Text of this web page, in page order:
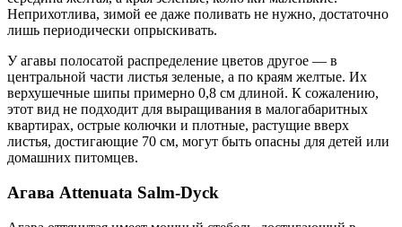
Неприхотлива, зимой ее даже поливать не нужно, достаточно
лишь периодически опрыскивать.
У агавы полосатой распределение цветов другое — в
центральной части листья зеленые, а по краям желтые. Их
верхушечные шипы примерно 0,8 см длиной. К сожалению,
этот вид не подходит для выращивания в малогабаритных
квартирах, острые колючки и плотные, растущие вверх
листья, достигающие 70 см, могут быть опасны для детей или
домашних питомцев.
Агава Attenuata Salm-Dyck